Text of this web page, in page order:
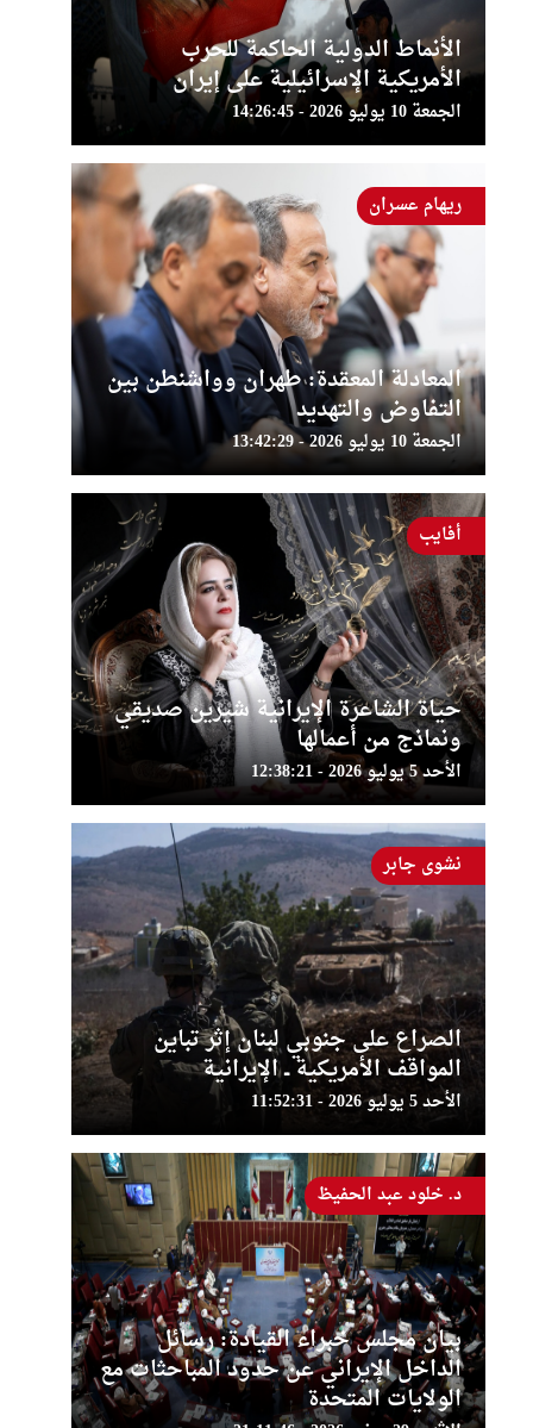
الأنماط الدولية الحاكمة للحرب
الأمريكية الإسرائيلية على إيران
الجمعة 10 يوليو 2026 - 14:26:45
المعادلة المعقدة: طهران وواشنطن بين
التفاوض والتهديد
الجمعة 10 يوليو 2026 - 13:42:29
ريهام عسران
حياة الشاعرة الإيرانية شيرين صديقي
ونماذج من أعمالها
الأحد 5 يوليو 2026 - 12:38:21
أفايب
الصراع على جنوبي لبنان إثر تباين
المواقف الأمريكية ــ الإيرانية
الأحد 5 يوليو 2026 - 11:52:31
نشوى جابر
بيان مجلس خبراء القيادة: رسائل
الداخل الإيراني عن حدود المباحثات مع
الولايات المتحدة
د. خلود عبد الحفيظ